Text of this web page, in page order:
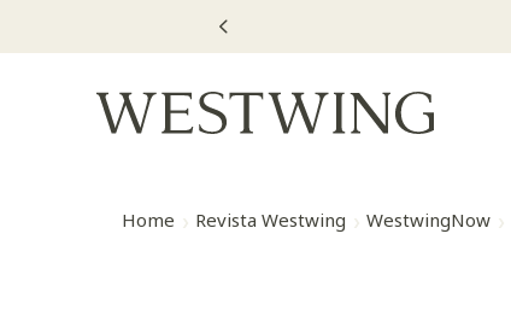
Home Revista Westwing WestwingNow